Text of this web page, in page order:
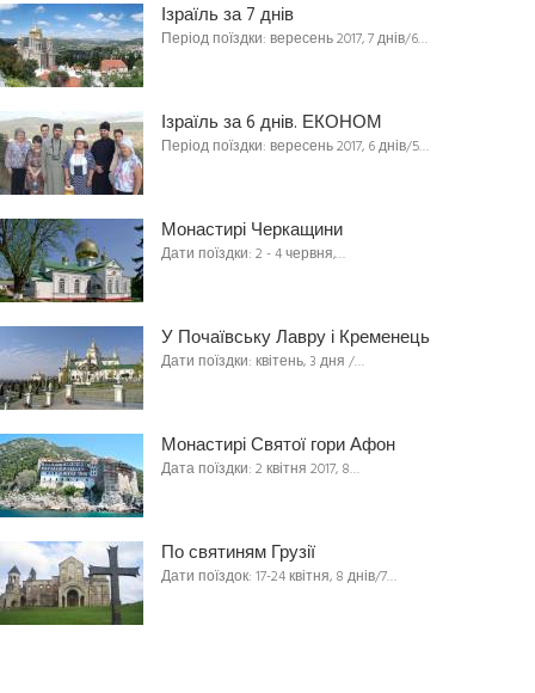
Ізраїль за 7 днів
Період поїздки: вересень 2017, 7 днів/6…
Ізраїль за 6 днів. ЕКОНОМ
Період поїздки: вересень 2017, 6 днів/5…
Монастирі Черкащини
Дати поїздки: 2 - 4 червня,…
У Почаївську Лавру і Кременець
Дати поїздки: квітень, 3 дня /…
Монастирі Святої гори Афон
Дата поїздки: 2 квітня 2017, 8…
По святиням Грузії
Дати поїздок: 17-24 квітня, 8 днів/7…